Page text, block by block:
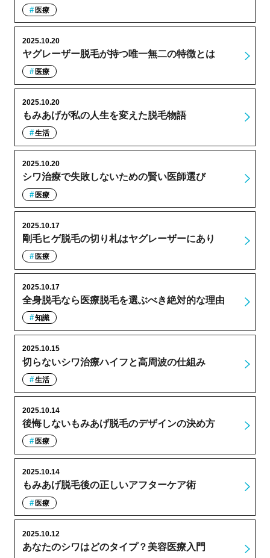
医療
ヤグレーザー脱毛が持つ唯一無二の特徴とは
2025.10.20
医療
もみあげが私の人生を変えた脱毛物語
2025.10.20
生活
シワ治療で失敗しないための賢い医師選び
2025.10.20
医療
剛毛ヒゲ脱毛の切り札はヤグレーザーにあり
2025.10.17
医療
全身脱毛なら医療脱毛を選ぶべき絶対的な理由
2025.10.17
知識
切らないシワ治療ハイフと高周波の仕組み
2025.10.15
生活
後悔しないもみあげ脱毛のデザインの決め方
2025.10.14
医療
もみあげ脱毛後の正しいアフターケア術
2025.10.14
医療
あなたのシワはどのタイプ？美容医療入門
2025.10.12